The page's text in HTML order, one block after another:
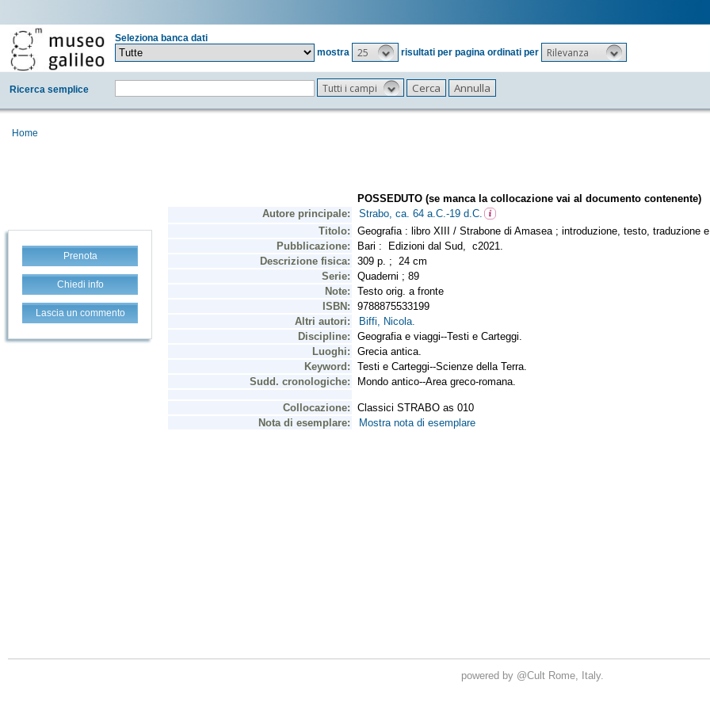
Seleziona banca dati
mostra
25 risultati per pagina ordinati per Rilevanza
Ricerca semplice Tutti i campi
Home
Prenota
Chiedi info
Lascia un commento
powered by @Cult Rome, Italy.